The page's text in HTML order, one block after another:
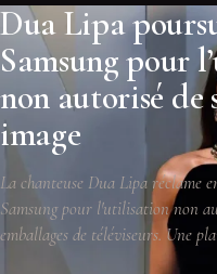
Dua Lipa
Samsung pour
non autorisé de
image
La chanteuse Dua Lipa réclame
Samsung pour l'utilisation non
emballages de téléviseurs. Une